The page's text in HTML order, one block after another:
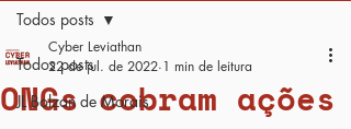
Todos posts
JL Bolzan de Morais
Todos posts
ONGs cobram ações
Cyber Leviathan
22 de jul. de 2022 1 min de leitura